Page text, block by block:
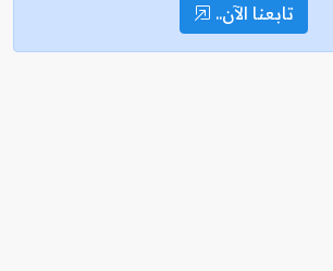
تابعنا الآن..